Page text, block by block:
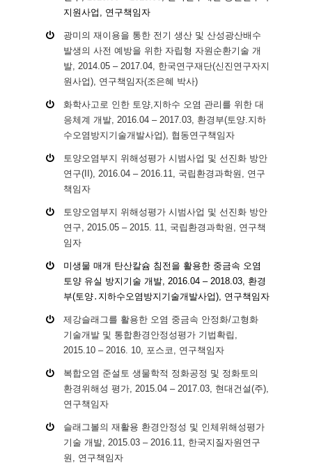
지원사업, 연구책임자
광미의 재이용을 통한 전기 생산 및 산성광산배수
발생의 사전 예방을 위한 자립형 자원순환기술 개
발, 2014.05 – 2017.04, 한국연구재단(신진연구자지
원사업), 연구책임자(조은혜 박사)
화학사고로 인한 토양,지하수 오염 관리를 위한 대
응체계 개발, 2016.04 – 2017.03, 환경부(토양.지하
수오염방지기술개발사업), 협동연구책임자
토양오염부지 위해성평가 시범사업 및 선진화 방안
연구(II), 2016.04 – 2016.11, 국립환경과학원, 연구
책임자
토양오염부지 위해성평가 시범사업 및 선진화 방안
연구, 2015.05 – 2015. 11, 국립환경과학원, 연구책
임자
미생물 매개 탄산칼슘 침전을 활용한 중금속 오염
토양 유실 방지기술 개발, 2016.04 – 2018.03, 환경
부(토양․지하수오염방지기술개발사업), 연구책임자
제강슬래그를 활용한 오염 중금속 안정화/고형화
기술개발 및 통합환경안정성평가 기법확립,
2015.10 – 2016. 10, 포스코, 연구책임자
복합오염 준설토 생물학적 정화공정 및 정화토의
환경위해성 평가, 2015.04 – 2017.03, 현대건설(주),
연구책임자
슬래그볼의 재활용 환경안정성 및 인체위해성평가
기술 개발, 2015.03 – 2016.11, 한국지질자원연구
원, 연구책임자